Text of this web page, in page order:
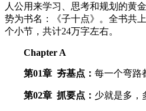
人公用来学习、思考和规划的黄
势为书名：《子十点》。全书共
个小节，共计24万字左右。
Chapter A
第01章 夯基点： 每一个弯路
第02章 抓要点： 少就是多，